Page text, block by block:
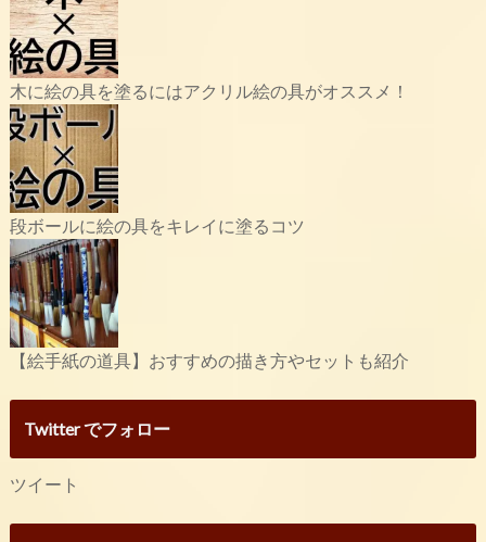
木に絵の具を塗るにはアクリル絵の具がオススメ！
段ボールに絵の具をキレイに塗るコツ
【絵手紙の道具】おすすめの描き方やセットも紹介
Twitter でフォロー
ツイート